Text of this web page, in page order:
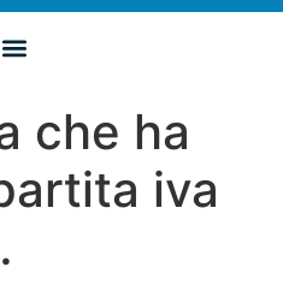
che ha
iva